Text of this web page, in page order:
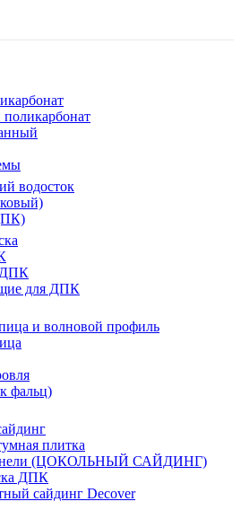
водосток
ДПК
для ДПК
и волновой профиль
фальц)
плитка
(ЦОКОЛЬНЫЙ САЙДИНГ)
ДПК
сайдинг Decover